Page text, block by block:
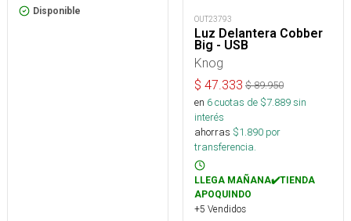
Disponible
OUT23793
Luz Delantera Cobber
Big - USB
Knog
$ 47.333 $89.950
en 6cuotas de $7.889sin
interés
ahorras $1.890 por
transferencia.
LLEGA MAÑANA✔️TIENDA
APOQUINDO
+5 Vendidos